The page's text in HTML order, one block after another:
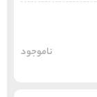
ناموجود